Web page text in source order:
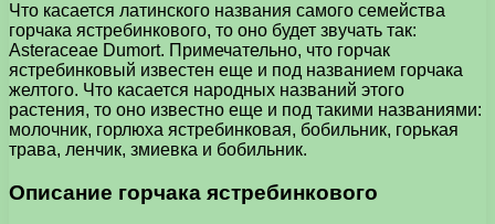
Что касается латинского названия самого семейства
горчака ястребинкового, то оно будет звучать так:
Asteraceae Dumort. Примечательно, что горчак
ястребинковый известен еще и под названием горчака
желтого. Что касается народных названий этого
растения, то оно известно еще и под такими названиями:
молочник, горлюха ястребинковая, бобильник, горькая
трава, ленчик, змиевка и бобильник.
Описание горчака ястребинкового